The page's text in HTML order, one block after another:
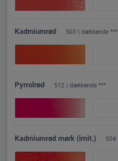
Kadmiumrød 503 dækkende ***
Pyrrolrød 512 dækkende ***
Kadmiumrød mørk (imit.) 504